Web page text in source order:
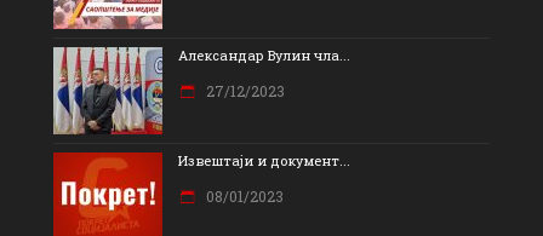
Александар Вулин чла...
27/12/2023
Извештаји и документ...
08/01/2023